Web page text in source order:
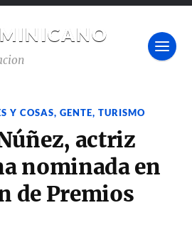
Y COSAS,GENTE,TURISMO
actriz
nominada en
de Premios